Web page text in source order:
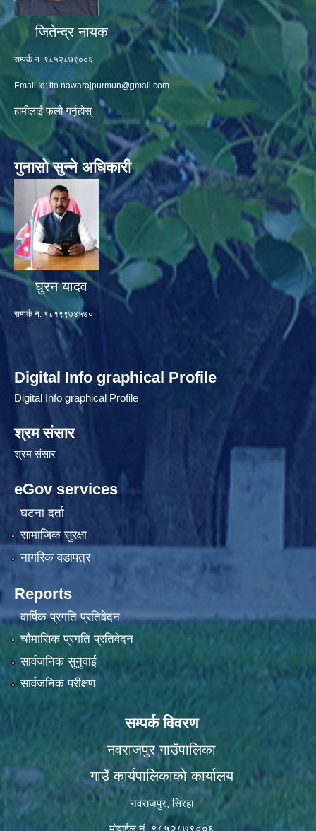
जितेन्द्र नायक
सम्पर्क न. ९८५२८७९००६
Email Id: ito.nawarajpurmun@gmail.com
हामीलाई फलो गर्नुहोस्
गुनासो सुन्ने अधिकारी
घुरन यादव
सम्पर्क न. ९८१९९७४५७०
Digital Info graphical Profile
Digital Info graphical Profile
श्रम संसार
श्रम संसार
eGov services
घटना दर्ता
सामाजिक सुरक्षा
नागरिक वडापत्र
Reports
वार्षिक प्रगति प्रतिवेदन
चौमासिक प्रगति प्रतिवेदन
सार्वजनिक सुनुवाई
सार्वजनिक परीक्षण
सम्पर्क विवरण
नवराजपुर गाउँपालिका
गाउँ कार्यपालिकाको कार्यालय
नवराजपुर, सिरहा